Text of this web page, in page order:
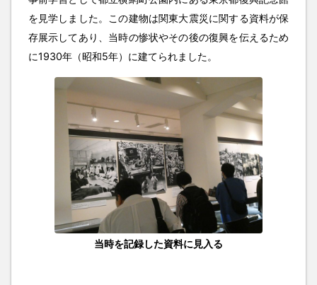
を見学しました。この建物は関東大震災に関する資料が保
存展示してあり、当時の惨状やその後の復興を伝えるため
に1930年（昭和5年）に建てられました。
当時を記録した資料に見入る